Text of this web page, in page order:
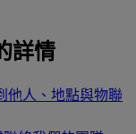
詳情
他人、地點與物聯